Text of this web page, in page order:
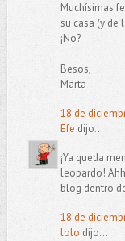
Muchísimas
su casa (y de
¡No?
Besos,
Marta
18 de
Efe dijo...
¡Ya queda
leopardo!
blog dentro
18 de
lolo dijo...